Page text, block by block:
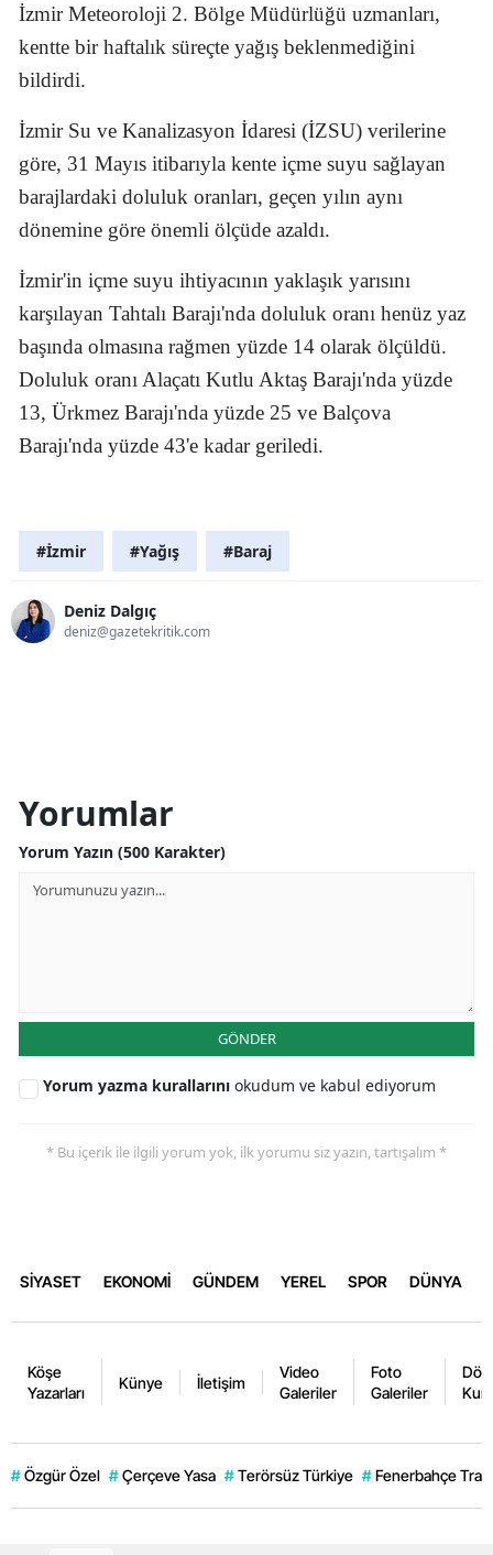
İzmir Meteoroloji 2. Bölge Müdürlüğü uzmanları,
kentte bir haftalık süreçte yağış beklenmediğini
bildirdi.
İzmir Su ve Kanalizasyon İdaresi (İZSU) verilerine
göre, 31 Mayıs itibarıyla kente içme suyu sağlayan
barajlardaki doluluk oranları, geçen yılın aynı
dönemine göre önemli ölçüde azaldı.
İzmir'in içme suyu ihtiyacının yaklaşık yarısını
karşılayan Tahtalı Barajı'nda doluluk oranı henüz yaz
başında olmasına rağmen yüzde 14 olarak ölçüldü.
Doluluk oranı Alaçatı Kutlu Aktaş Barajı'nda yüzde
13, Ürkmez Barajı'nda yüzde 25 ve Balçova
Barajı'nda yüzde 43'e kadar geriledi.
#İzmir #Yağış #Baraj
Deniz Dalgıç
deniz@gazetekritik.com
Yorumlar
Yorum Yazın (500 Karakter)
GÖNDER
Yorum yazma kurallarını okudum ve kabul ediyorum
* Bu içerik ile ilgili yorum yok, ilk yorumu siz yazın, tartışalım *
SİYASET EKONOMİ GÜNDEM YEREL SPOR DÜNYA
Köşe
Yazarları
Künye İletişim
Video
Galeriler
Foto
Galeriler
# Özgür Özel # Çerçeve Yasa # Terörsüz Türkiye # Fenerbahçe